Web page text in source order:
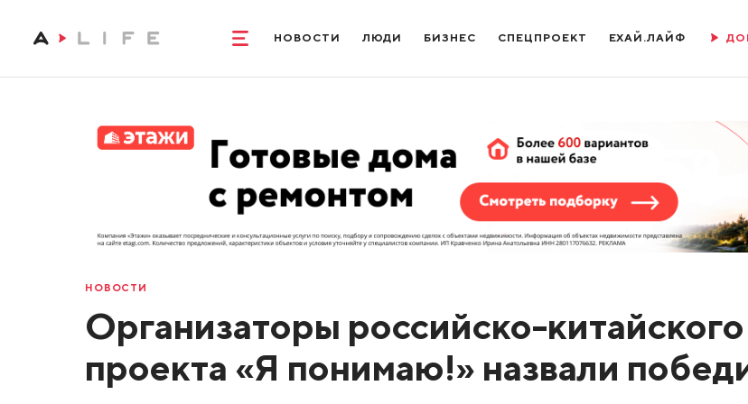
НОВОСТИ ЛЮДИ БИЗНЕС СПЕЦПРОЕКТ ЕХАЙ.ЛАЙФ
НОВОСТИ
Организаторы российско-китайского
проекта «Я понимаю!» назвали